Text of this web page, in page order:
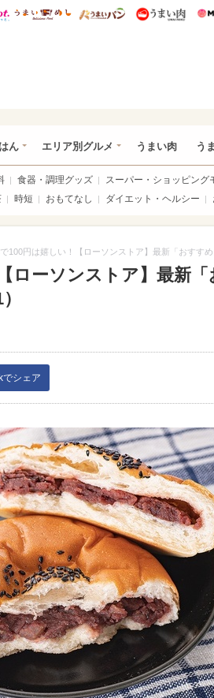
総研 ディズニー特集
mimot. うまいめし うまいパン う
ん エリア別グルメ うまい肉 う
食器・調理グッズ スーパー・ショッピング
時短 おもてなし ダイエット・ヘルシー
で100円は嬉しい！【ローソンストア】最新「おすす
ローソンストア】最新「
でシェア